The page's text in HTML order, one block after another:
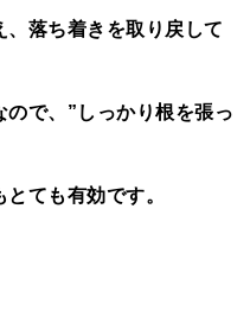
、落ち着きを取り戻して
しっかり根を張っ
有効です。